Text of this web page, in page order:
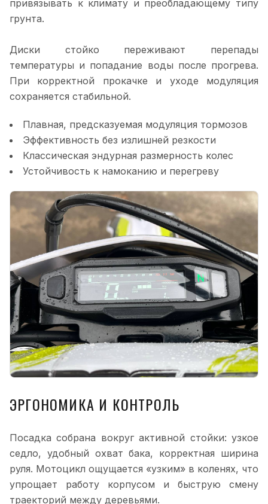
привязывать к климату и преобладающему типу
грунта.
Диски стойко переживают перепады
температуры и попадание воды после прогрева.
При корректной прокачке и уходе модуляция
сохраняется стабильной.
Плавная, предсказуемая модуляция тормозов
Эффективность без излишней резкости
Классическая эндурная размерность колес
Устойчивость к намоканию и перегреву
ЭРГОНОМИКА И КОНТРОЛЬ
Посадка собрана вокруг активной стойки: узкое
седло, удобный охват бака, корректная ширина
руля. Мотоцикл ощущается «узким» в коленях, что
упрощает работу корпусом и быструю смену
траекторий между деревьями.